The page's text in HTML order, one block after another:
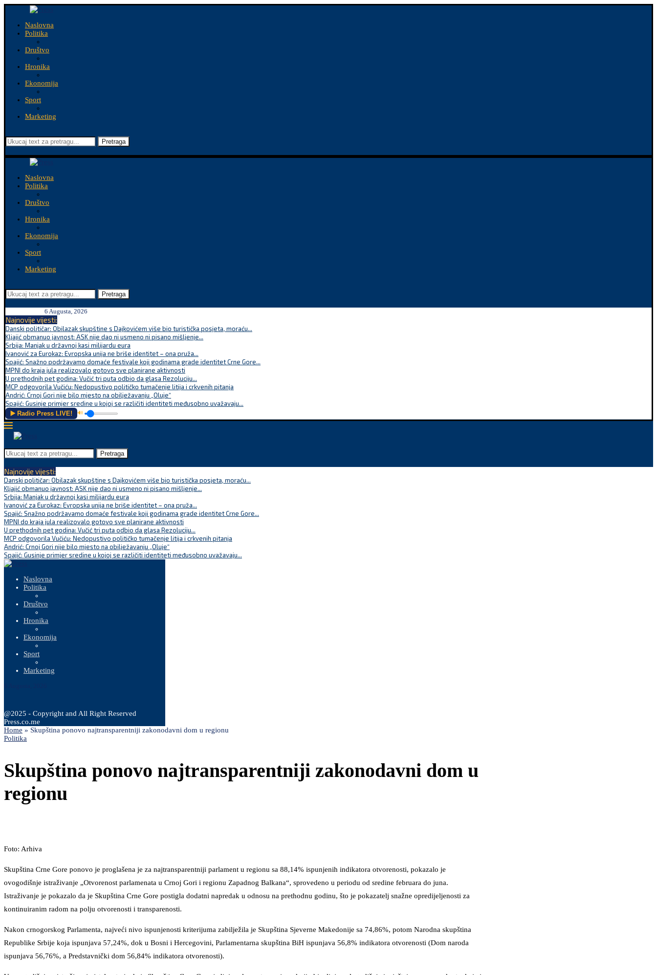
Naslovna
Politika
Društvo
Hronika
Ekonomija
Sport
Marketing
Pretraga
Naslovna
Politika
Društvo
Hronika
Ekonomija
Sport
Marketing
Pretraga
6 Augusta, 2026
Najnovije vijesti:
Danski političar: Obilazak skupštine s Dajkovićem više bio turistička posjeta, moraću...
Kljajić obmanuo javnost: ASK nije dao ni usmeno ni pisano mišljenje...
Srbija: Manjak u državnoj kasi milijardu eura
Ivanović za Eurokaz: Evropska unija ne briše identitet – ona pruža...
Spajić: Snažno podržavamo domaće festivale koji godinama grade identitet Crne Gore...
MPNI do kraja jula realizovalo gotovo sve planirane aktivnosti
U prethodnih pet godina: Vučić tri puta odbio da glasa Rezoluciju...
MCP odgovorila Vučiću: Nedopustivo političko tumačenje litija i crkvenih pitanja
Andrić: Crnoj Gori nije bilo mjesto na obilježavanju „Oluje“
Spajić: Gusinje primjer sredine u kojoj se različiti identiteti međusobno uvažavaju...
▶️ Radio Press LIVE! 🔊
Pretraga
Najnovije vijesti:
Danski političar: Obilazak skupštine s Dajkovićem više bio turistička posjeta, moraću...
Kljajić obmanuo javnost: ASK nije dao ni usmeno ni pisano mišljenje...
Srbija: Manjak u državnoj kasi milijardu eura
Ivanović za Eurokaz: Evropska unija ne briše identitet – ona pruža...
Spajić: Snažno podržavamo domaće festivale koji godinama grade identitet Crne Gore...
MPNI do kraja jula realizovalo gotovo sve planirane aktivnosti
U prethodnih pet godina: Vučić tri puta odbio da glasa Rezoluciju...
MCP odgovorila Vučiću: Nedopustivo političko tumačenje litija i crkvenih pitanja
Andrić: Crnoj Gori nije bilo mjesto na obilježavanju „Oluje“
Spajić: Gusinje primjer sredine u kojoj se različiti identiteti međusobno uvažavaju...
Naslovna
Politika
Društvo
Hronika
Ekonomija
Sport
Marketing
@2025 - Copyright and All Right Reserved
Press.co.me
Home » Skupština ponovo najtransparentniji zakonodavni dom u regionu
Politika
Skupština ponovo najtransparentniji zakonodavni dom u
regionu
Foto: Arhiva
Skupština Crne Gore ponovo je proglašena je za najtransparentniji parlament u regionu sa 88,14% ispunjenih indikatora otvorenosti, pokazalo je
ovogodišnje istraživanje „Otvorenost parlamenata u Crnoj Gori i regionu Zapadnog Balkana“, sprovedeno u periodu od sredine februara do juna.
Istraživanje je pokazalo da je Skupština Crne Gore postigla dodatni napredak u odnosu na prethodnu godinu, što je pokazatelj snažne opredijeljenosti za
kontinuiranim radom na polju otvorenosti i transparenosti.
Nakon crnogorskog Parlamenta, najveći nivo ispunjenosti kriterijuma zabilježila je Skupština Sjeverne Makedonije sa 74,86%, potom Narodna skupština
Republike Srbije koja ispunjava 57,24%, dok u Bosni i Hercegovini, Parlamentarna skupština BiH ispunjava 56,8% indikatora otvorenosti (Dom naroda
ispunjava 56,76%, a Predstavnički dom 56,84% indikatora otvorenosti).